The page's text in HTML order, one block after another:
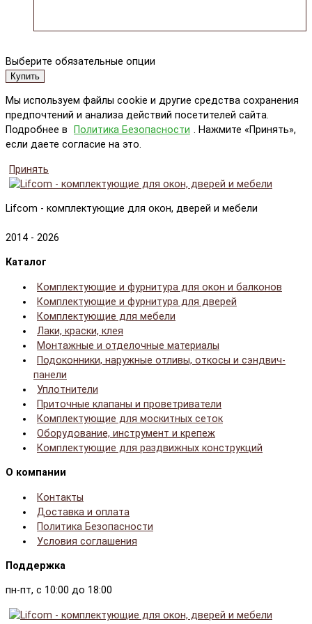
Выберите обязательные опции
Купить
Мы используем файлы cookie и другие средства сохранения
предпочтений и анализа действий посетителей сайта.
Подробнее в
Политика Безопасности . Нажмите «Принять»,
если даете согласие на это.
Принять
Lifcom - комплектующие для окон, дверей и мебели
2014 - 2026
Каталог
Комплектующие и фурнитура для окон и балконов
Комплектующие и фурнитура для дверей
Комплектующие для мебели
Лаки, краски, клея
Монтажные и отделочные материалы
Подоконники, наружные отливы, откосы и сэндвич-
панели
Уплотнители
Приточные клапаны и проветриватели
Комплектующие для москитных сеток
Оборудование, инструмент и крепеж
Комплектующие для раздвижных конструкций
О компании
Контакты
Доставка и оплата
Политика Безопасности
Условия соглашения
Поддержка
пн-пт, с 10:00 до 18:00